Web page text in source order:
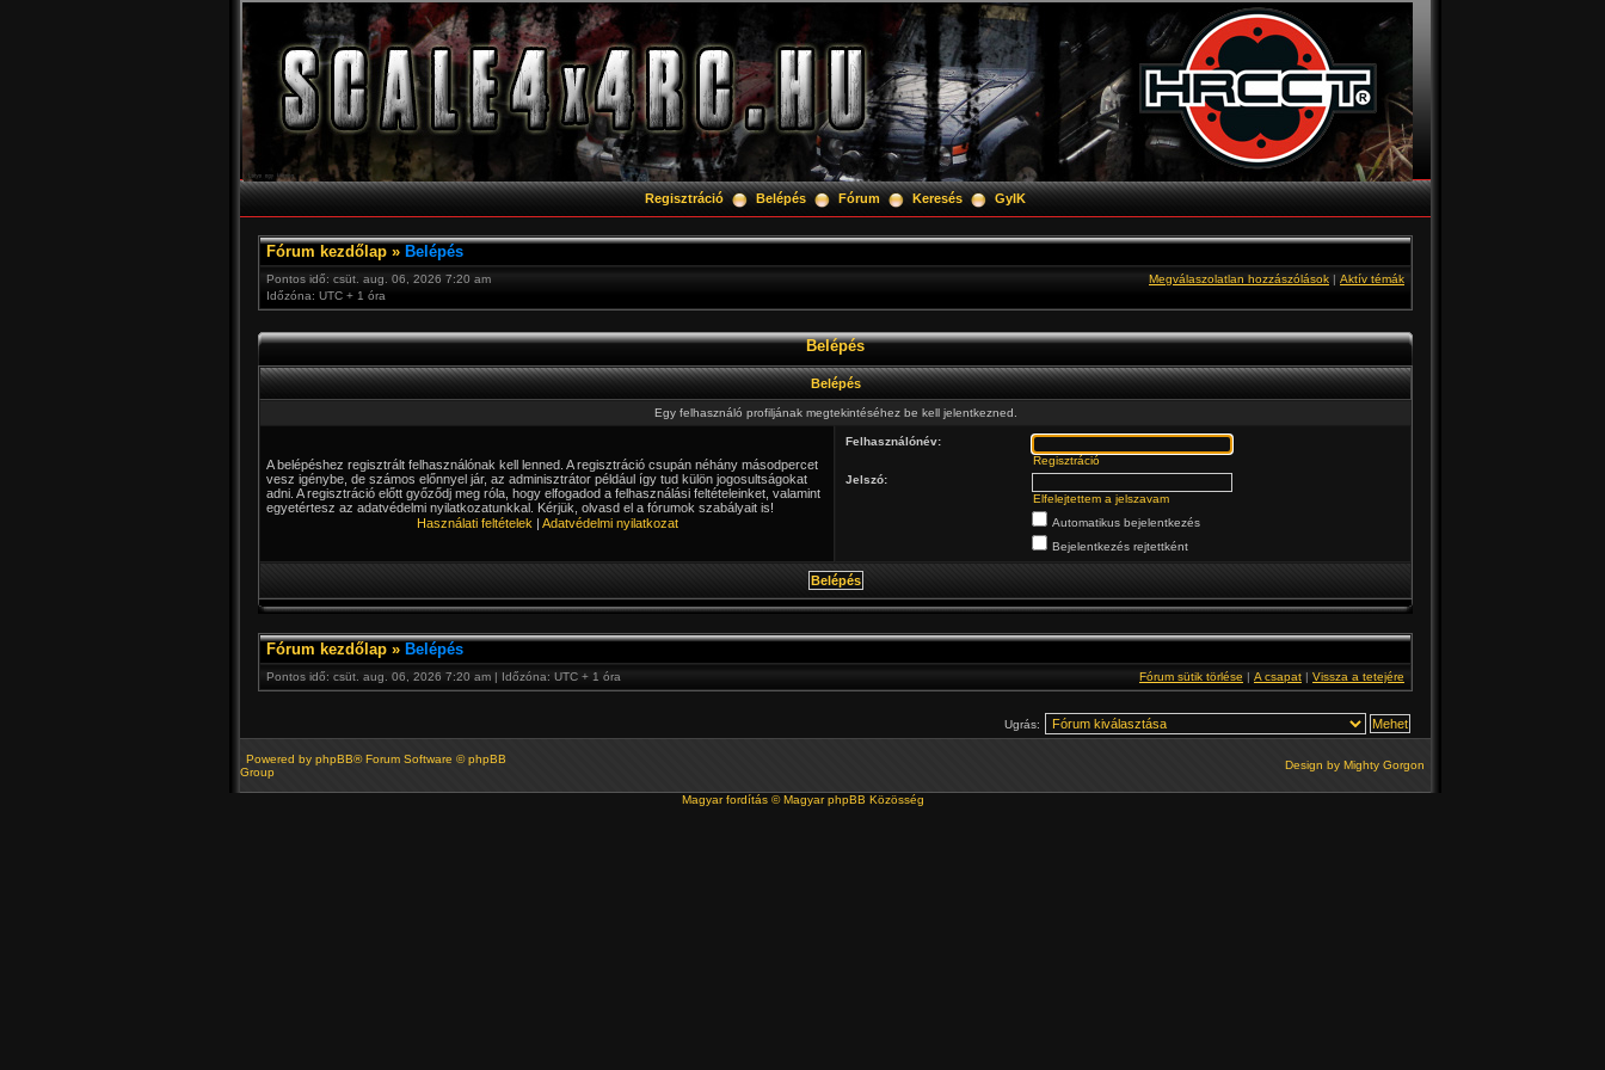
Regisztráció Belépés Fórum Keresés GyIK
Fórum kezdőlap » Belépés
Pontos idő: csüt. aug. 06, 2026 7:20 am
Időzóna: UTC + 1 óra
Megválaszolatlan hozzászólások | Aktív témák
Belépés
Belépés
Egy felhasználó profiljának megtekintéséhez be kell jelentkezned.
A belépéshez regisztrált felhasználónak kell lenned. A regisztráció csupán néhány másodpercet
vesz igénybe, de számos előnnyel jár, az adminisztrátor például így tud külön jogosultságokat
adni. A regisztráció előtt győződj meg róla, hogy elfogadod a felhasználási feltételeinket, valamint
egyetértesz az adatvédelmi nyilatkozatunkkal. Kérjük, olvasd el a fórumok szabályait is!
Használati feltételek | Adatvédelmi nyilatkozat
Felhasználónév:
Regisztráció
Jelszó:
Elfelejtettem a jelszavam
Automatikus bejelentkezés
Bejelentkezés rejtettként
Fórum kezdőlap » Belépés
Pontos idő: csüt. aug. 06, 2026 7:20 am | Időzóna: UTC + 1 óra Fórum sütik törlése | A csapat | Vissza a tetejére
Ugrás:
Powered by phpBB® Forum Software © phpBB
Group
Design by Mighty Gorgon
Magyar fordítás ©Magyar phpBB Közösség